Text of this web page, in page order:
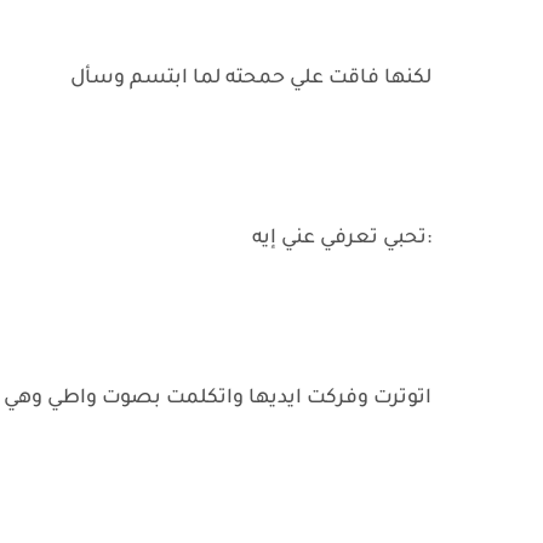
لكنها فاقت علي حمحته لما ابتسم وسأل
:تحبي تعرفي عني إيه
اتوترت وفركت ايديها واتكلمت بصوت واطي وهي